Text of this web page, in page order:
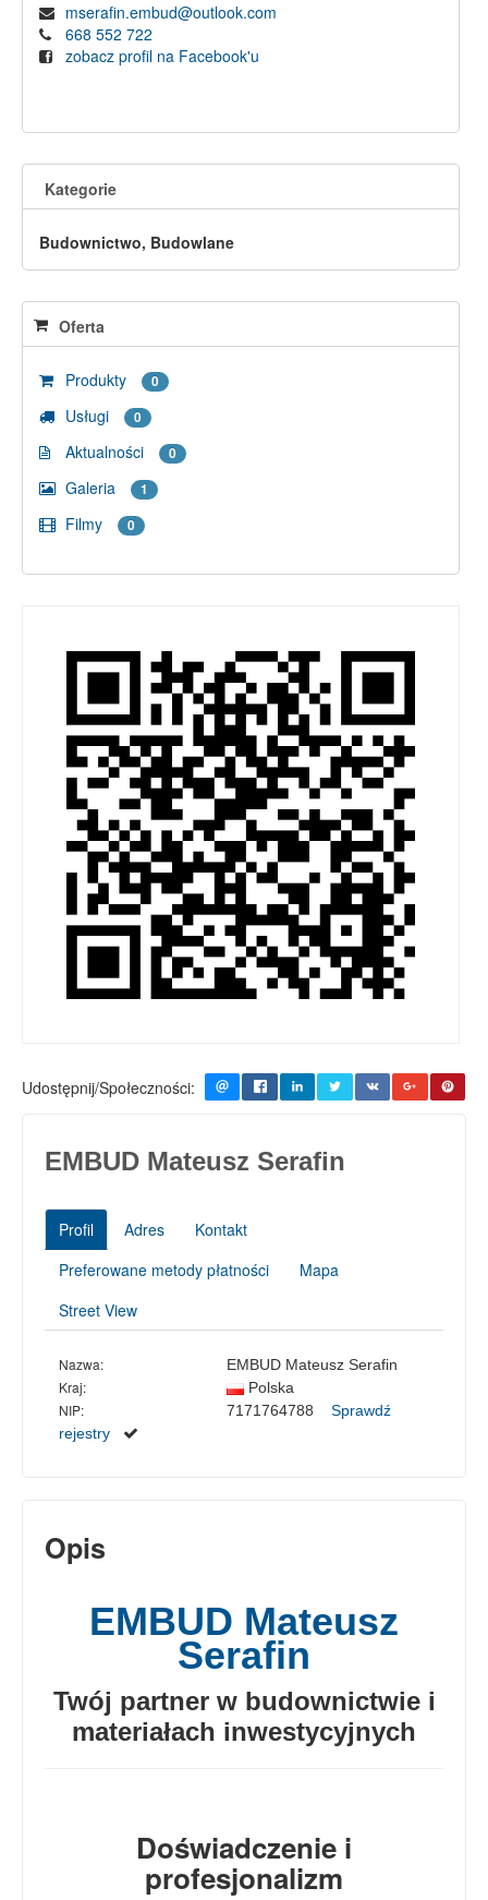
mserafin.embud@outlook.com
668 552 722
zobacz profil na Facebook'u
Kategorie
Budownictwo, Budowlane
Oferta
Produkty 0
Usługi 0
Aktualności 0
Galeria 1
Filmy 0
Udostępnij/Społeczności:
EMBUD Mateusz Serafin
Profil Adres
Kontakt
Preferowane metody płatności
Mapa
Street View
Nazwa: EMBUD Mateusz Serafin
Kraj: Polska
NIP: 7171764788 Sprawdź
rejestry
Opis
EMBUD Mateusz
Serafin
Twój partner w budownictwie i
materiałach inwestycyjnych
Doświadczenie i
profesjonalizm